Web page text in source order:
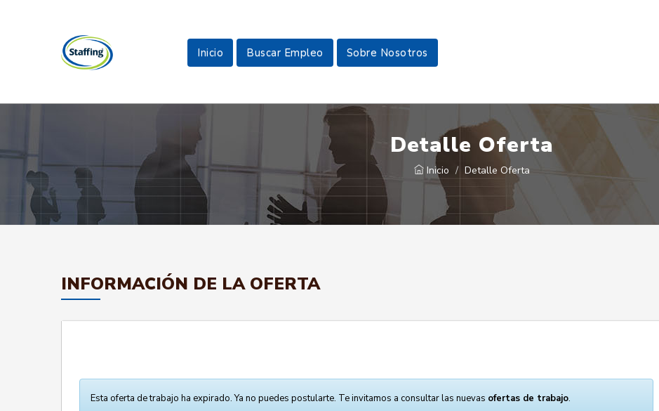
Inicio Buscar Empleo Sobre Nosotros
Detalle Oferta
Inicio Detalle Oferta
INFORMACIÓN DE LA OFERTA
Esta oferta de trabajo ha expirado. Ya no puedes postularte. Te invitamos a consultar las nuevas ofertas de trabajo.